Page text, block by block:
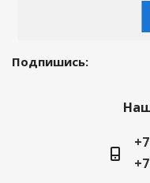
Подпишись: